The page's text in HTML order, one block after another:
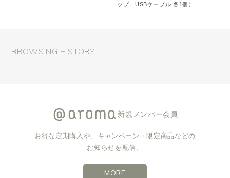
ップ、USBケーブル 各1個）
BROWSING HISTORY
新規メンバー会員
お得な定期購入や、キャンペーン・限定商品などの
お知らせを配信。
MORE